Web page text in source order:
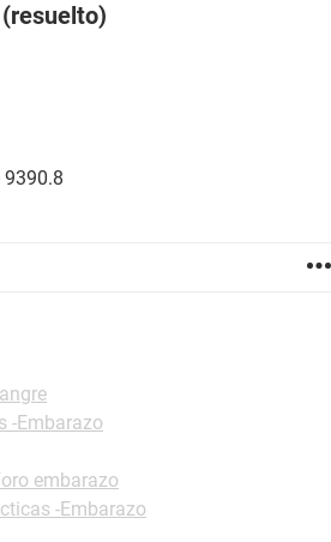
-Embarazo
embarazo
-Embarazo